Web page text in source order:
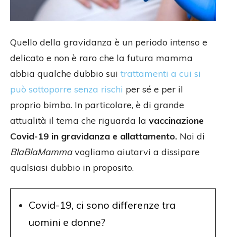
Quello della gravidanza è un periodo intenso e
delicato e non è raro che la futura mamma
abbia qualche dubbio sui trattamenti a cui si
può sottoporre senza rischi per sé e per il
proprio bimbo. In particolare, è di grande
attualità il tema che riguarda la vaccinazione
Covid-19 in gravidanza e allattamento. Noi di
BlaBlaMammavogliamo aiutarvi a dissipare
qualsiasi dubbio in proposito.
Covid-19, ci sono differenze tra
uomini e donne?